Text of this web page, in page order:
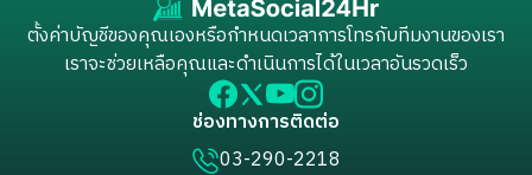
ตั้งค่าบัญชีของคุณเองหรือกำหนดเวลาการโทรกับทีมงานของเรา
เราจะช่วยเหลือคุณและดำเนินการได้ในเวลาอันรวดเร็ว
ช่องทางการติดต่อ
03-290-2218